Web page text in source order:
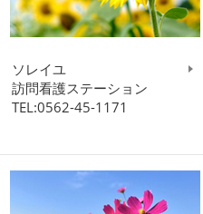
ソレイユ
訪問看護ステーション
TEL:0562-45-1171